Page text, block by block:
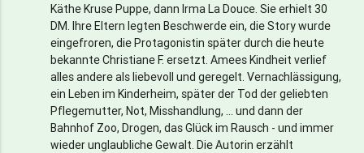
Käthe Kruse Puppe, dann Irma La Douce. Sie erhielt 30
DM. Ihre Eltern legten Beschwerde ein, die Story wurde
eingefroren, die Protagonistin später durch die heute
bekannte Christiane F. ersetzt. Amees Kindheit verlief
alles andere als liebevoll und geregelt. Vernachlässigung,
ein Leben im Kinderheim, später der Tod der geliebten
Pflegemutter, Not, Misshandlung, ... und dann der
Bahnhof Zoo, Drogen, das Glück im Rausch - und immer
wieder unglaubliche Gewalt. Die Autorin erzählt